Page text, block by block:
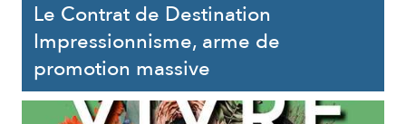
Le Contrat de Destination
Impressionnisme, arme de
promotion massive